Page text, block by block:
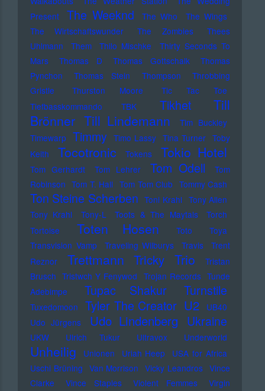
Present
The Weeknd The Who
The Wings
The Wirtschaftswunder
The Zombies
Thees
Uhlmann
Them Thilo Mischke
Thirty Seconds To
Mars
Thomas D Thomas Gottschalk
Thomas
Pynchon
Thomas Stein Thompson
Throbbing
Gristle
Thurston Moore
Tic Tac Toe
Tiefbasskommando TBK
Tikhet
Till
Brönner Till Lindemann
Tim Buckley
Timewarp Timmy Timo Lassy Tina Turner Toby
Keith
Tocotronic Tokens Tokio Hotel
Tom Gerhardt Tom Lehrer Tom Odell
Tom
Robinson Tom T. Hall Tom Tom Club Tommy Cash
Ton Steine Scherben Toni Krahl Tony Allen
Tony Krahl
Tony-L Toots & The Maytals
Torch
Tortoise
Toten Hosen Toto
Toya
Transvision Vamp
Traveling Wilburys Travis
Trent
Reznor
Trettmann Tricky Trio
Tristan
Brusch Tristwch Y Fenywod Trojan Records Tunde
Adebimpe
Tupac Shakur Turnstile
Tuxedomoon Tyler The Creator U2
UB40
Udo Jürgens
Udo Lindenberg Ukraine
UKW Ulrich Tukur Ultravox Underworld
Unheilig Unionen Uriah Heep
USA for Africa
Uschi Brüning Van Morrison Vicky Leandros Vince
Clarke
Vince Staples Violent Femmes
Virgin